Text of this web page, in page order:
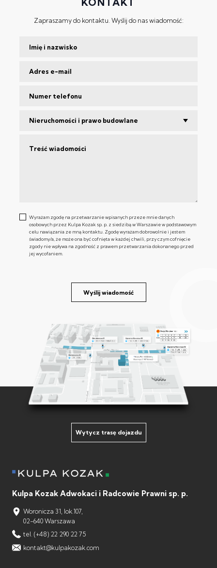
Zapraszamy do kontaktu. Wyślij do nas wiadomość:
Nieruchomości i prawo budowlane
Wyrażam zgodę na przetwarzanie wpisanych przeze mnie danych
osobowych przez Kulpa Kozak sp. p. z siedzibą w Warszawie w podstawowym
celu nawiązania ze mną kontaktu. Zgodę wyrażam dobrowolnie i jestem
świadomy/a, że może ona być cofnięta w każdej chwili, przy czym cofnięcie
zgody nie wpływa na zgodność z prawem przetwarzania dokonanego przed
jej wycofaniem.
Wyślij wiadomość
Wytycz trasę dojazdu
Kulpa Kozak Adwokaci i Radcowie Prawni sp. p.
Woronicza 31, lok.107,
02-640 Warszawa
tel. (+48) 22 290 22 75
kontakt@kulpakozak.com